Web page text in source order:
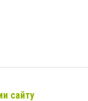
сайту